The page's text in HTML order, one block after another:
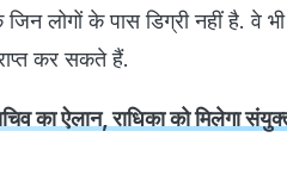
जिन लोगों के पास डिग्री नहीं है. वे
कर सकते हैं.
का ऐलान, राधिका को मिलेगा